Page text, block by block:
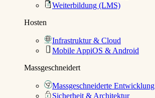
Weiterbildung (LMS)
Hosten
Infrastruktur & Cloud
Mobile AppiOS & Android
Massgeschneidert
Massgeschneiderte Entwicklung
Sicherheit & Architektur